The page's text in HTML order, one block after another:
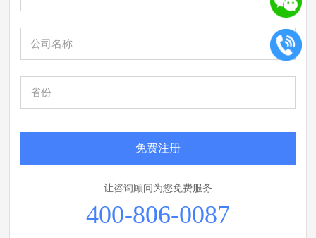
免费注册
让咨询顾问为您免费服务
400-806-0087